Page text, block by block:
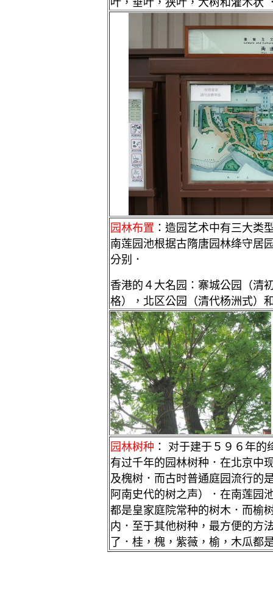
叶，垂叶，狭叶，大树和灌木状
园林布置 ：造园艺术中有三大类
南莲园池根据古隋唐园林绛守居
分别．
香港的４大名园：寨城公园（清
格），北区公园（清代杨洲式）
园林树种 ： 对于建于５９６年
有过千年的园林树种．在北京中
及槐树．而古时普通庭园流行的
阿南史代的树之声）．在南莲园
都是皇家庭院常种的树木．而榆
内．至于其他树种，最方便的方
了．桂，槐，紫薇，榆，木瓜都